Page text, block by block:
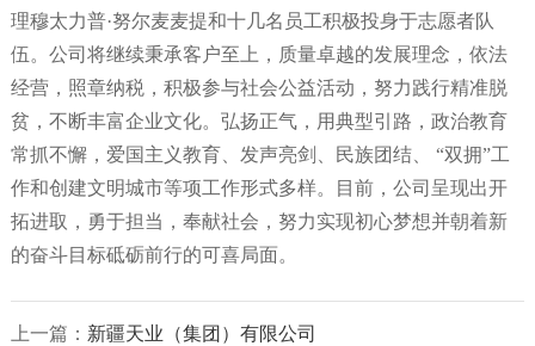
理穆太力普·努尔麦麦提和十几名员工积极投身于志愿者队
伍。 公司将继续秉承客户至上，质量卓越的发展理念，依法
经营，照章纳税，积极参与社会公益活动，努力践行精准脱
贫，不断丰富企业文化。弘扬正气，用典型引路，政治教育
常抓不懈，爱国主义教育、发声亮剑、民族团结、
“双拥”工
作和创建文明城市等项工作形式多样。目前，公司呈现出开
拓进取，勇于担当，奉献社会，努力实现初心梦想并朝着新
的奋斗目标砥砺前行的可喜局面。
上一篇： 新疆天业（集团）有限公司